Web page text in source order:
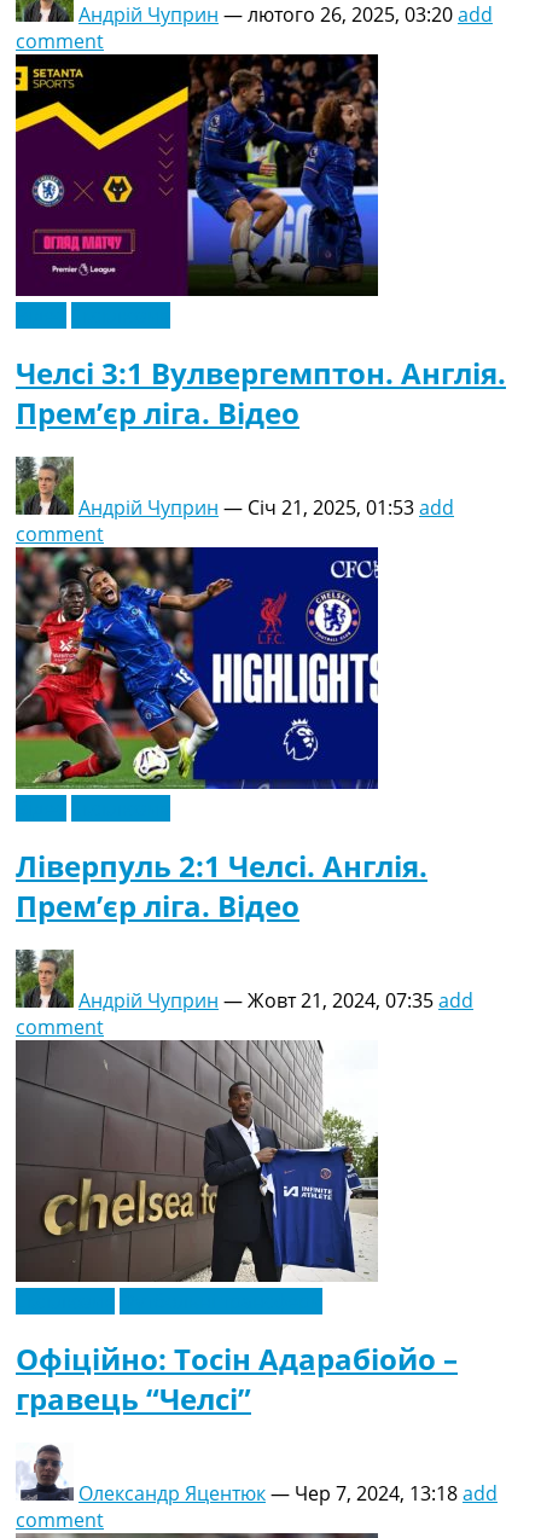
Андрій Чуприн —лютого 26, 2025, 03:20add
comment
Челсі 3:1 Вулвергемптон. Англія.
Прем’єр ліга. Відео
Андрій Чуприн — Січ 21, 2025, 01:53add
comment
Ліверпуль 2:1 Челсі. Англія.
Прем’єр ліга. Відео
Андрій Чуприн —Жовт 21, 2024, 07:35add
comment
Офіційно: Тосін Адарабіойо –
гравець “Челсі”
Олександр Яцентюк— Чер 7, 2024, 13:18add
comment